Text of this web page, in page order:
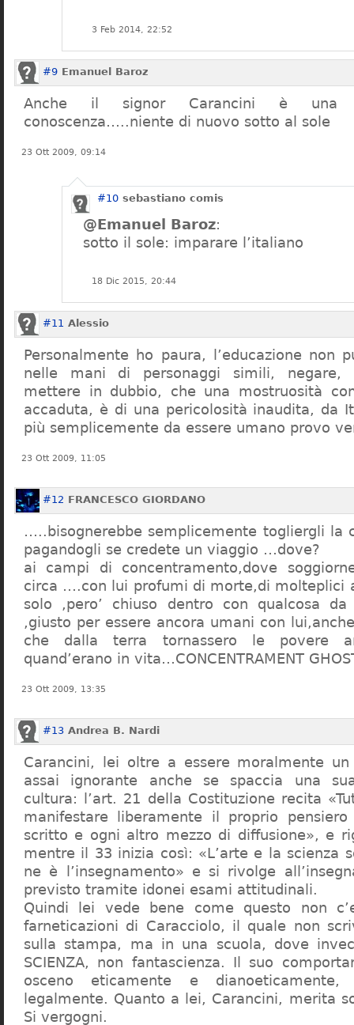
3 Feb 2014, 22:52
#9 Emanuel Baroz
Anche il signor Carancini è una
conoscenza…..niente di nuovo sotto al sole
23 Ott 2009, 09:14
#10 sebastiano comis
@Emanuel Baroz:
sotto il sole: imparare l’italiano
18 Dic 2015, 20:44
#11 Alessio
Personalmente ho paura, l’educazione non
nelle mani di personaggi simili, negare,
mettere in dubbio, che una mostruosità
accaduta, è di una pericolosità inaudita, da
più semplicemente da essere umano provo
23 Ott 2009, 11:05
#12 FRANCESCO GIORDANO
…..bisognerebbe semplicemente togliergli la
pagandogli se credete un viaggio …dove?
ai campi di concentramento,dove
circa ….con lui profumi di morte,di molteplici
solo ,pero’ chiuso dentro con qualcosa
,giusto per essere ancora umani con
che dalla terra tornassero le povere
quand’erano in vita…CONCENTRAMENT
23 Ott 2009, 13:35
#13 Andrea B. Nardi
Carancini, lei oltre a essere moralmente
assai ignorante anche se spaccia una
cultura: l’art. 21 della Costituzione recita
manifestare liberamente il proprio
scritto e ogni altro mezzo di diffusione», e
mentre il 33 inizia così: «L’arte e la scienza
ne è l’insegnamento» e si rivolge
previsto tramite idonei esami attitudinali.
Quindi lei vede bene come questo non
farneticazioni di Caracciolo, il quale non
sulla stampa, ma in una scuola, dove
SCIENZA, non fantascienza. Il suo
osceno eticamente e dianoeticamente,
legalmente. Quanto a lei, Carancini, merita
Si vergogni.